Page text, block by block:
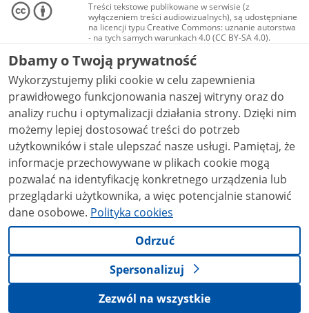
Treści tekstowe publikowane w serwisie (z
wyłączeniem treści audiowizualnych), są udostępniane
na licencji typu Creative Commons: uznanie autorstwa
- na tych samych warunkach 4.0 (CC BY-SA 4.0).
Materiały audiowizualne, w tym zdjęcia, materiały
audio i wideo, są udostępniane na licencji typu
Creative Commons: uznanie autorstwa użycie
niekomercyjne - bez utworów zależnych 4.0 (CC BY-
NC-ND 4.0), o ile nie jest to stwierdzone inaczej.
Dbamy o Twoją prywatność
Wykorzystujemy pliki cookie w celu zapewnienia
prawidłowego funkcjonowania naszej witryny oraz do
analizy ruchu i optymalizacji działania strony. Dzięki nim
możemy lepiej dostosować treści do potrzeb
użytkowników i stale ulepszać nasze usługi. Pamiętaj, że
informacje przechowywane w plikach cookie mogą
pozwalać na identyfikację konkretnego urządzenia lub
przeglądarki użytkownika, a więc potencjalnie stanowić
dane osobowe. Polityka cookies
Odrzuć
Spersonalizuj
Zezwól na wszystkie